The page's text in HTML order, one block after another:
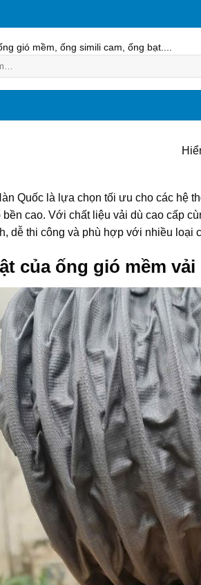
gió mềm, ống simili cam, ống bạt....
Quốc là lựa chọn tối ưu cho các hệ
cao. Với chất liệu vải dù cao cấp
dễ thi công và phù hợp với nhiều loại
của ống gió mềm vải